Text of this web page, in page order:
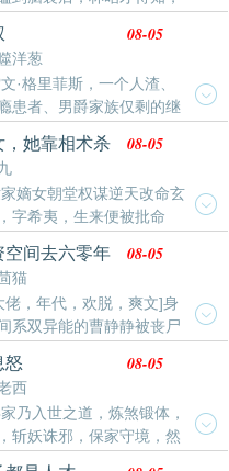
辈子，却活成了一个笑话。重
爱当谁当。正想着该如何改变
，看着老天给的金手指笑眯了
的专情男，转身嫁给了厂里的
没臊、谁幸福谁知道的甜蜜小
文里的对照组。她今天应该死
了。脑海里闪过书的内容——
都成了舔狗、备胎，被利用个
儿子五岁被拐，冻死街头；小
种花式打脸，虐身虐心……一
洋葱
08-05
·格里菲斯，一个人渣、
患者、男爵家族仅剩的继
一场血祭仪式的牺牲品。既
往无前，以自己的冷静和智慧
才刚刚开始。贪婪的贵族、腐
凶狠的异族、残酷的邪教，命
獠牙。雷文不得不依靠来自蓝
具身体积累的本能和经验，积
实力，粉碎接连不断到来的危
爵、侯爵、公爵，以至于——
王收集者，精灵帝国的帝侯，
地的征服者，大陆与海洋的共
真神”雷文身披九阶铠甲【鲜血
端坐在王座之上，义正言辞地
疯狂、无耻、卑鄙、狡诈才阴
粹的污蔑！我能获得今天的成
慧、高贵、优雅和仁慈！”……
，她靠相术杀
08-05
嫡女朝堂权谋逆天改命玄
字希夷，生来便被批命
。她本是顶级世家嫡长女，
。什么命中注定？她执太素九
死，篡天命！一枚铜钱破北斗
。
空间去六零年
宗
猫
08-05
佬，年代，欢脱，爽文]身
系双异能的曹静静被丧尸
来到缺衣少食的六零年代。渣
狗都不娶你！”抢走未婚夫的
饶过优秀的魏哥哥吧！”村里
娶了她谁家倒了百辈子血
个缺衣少食的年代，曹家人顿
家里几个哥哥当上光荣的工
怒
西
08-05
乃入世之道，炼煞锻体，
斩妖诛邪，保家守境，然
玄魂穿修真界，已修兵家，只